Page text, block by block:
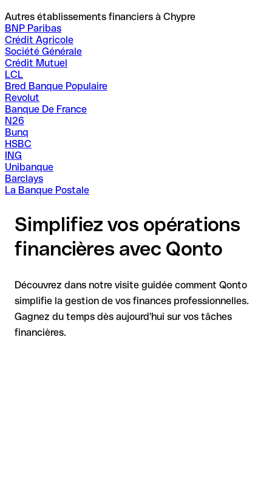
Autres établissements financiers à Chypre
BNP Paribas
Crédit Agricole
Société Générale
Crédit Mutuel
LCL
Bred Banque Populaire
Revolut
Banque De France
N26
Bunq
HSBC
ING
Unibanque
Barclays
La Banque Postale
Simplifiez vos opérations
financières avec Qonto
Découvrez dans notre visite guidée comment Qonto
simplifie la gestion de vos finances professionnelles.
Gagnez du temps dès aujourd'hui sur vos tâches
financières.